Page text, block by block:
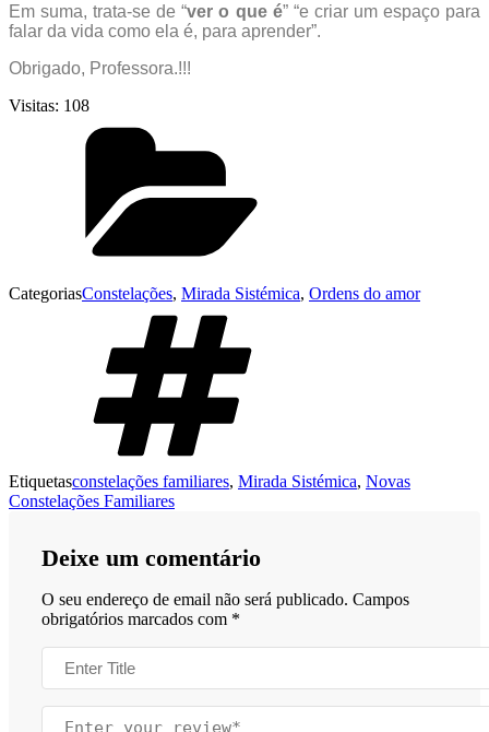
Em suma, trata-se de “ver o que é” “e criar um espaço para
falar da vida como ela é, para aprender”.
Obrigado, Professora.!!!
Visitas: 108
CategoriasConstelações, Mirada Sistémica, Ordens do amor
Etiquetasconstelações familiares, Mirada Sistémica, Novas
Constelações Familiares
Deixe um comentário
O seu endereço de email não será publicado. Campos
obrigatórios marcados com *